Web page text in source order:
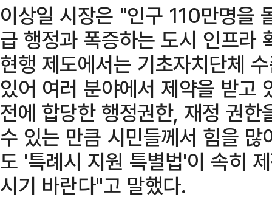
이상일 시장은 "인구 110만명을
급 행정과 폭증하는 도시 인프라
현행 제도에서는 기초자치단체
있어 여러 분야에서 제약을 받고
전에 합당한 행정권한, 재정 권
수 있는 만큼 시민들께서 힘을
도 '특례시 지원 특별법'이 속히
시기 바란다"고 말했다.